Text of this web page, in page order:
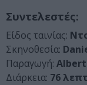
Συντελεστές:
Είδος ταινίας:
Σκηνοθεσία:
Παραγωγή: Albert
Διάρκεια: 76